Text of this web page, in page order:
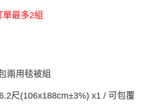
最多2組
兩用毯被組
尺(106x188cm±3%) x1 / 可包覆